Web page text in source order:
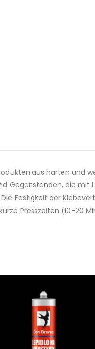
aus harten und
Gegenständen, die
Festigkeit der
Presszeiten (10-20